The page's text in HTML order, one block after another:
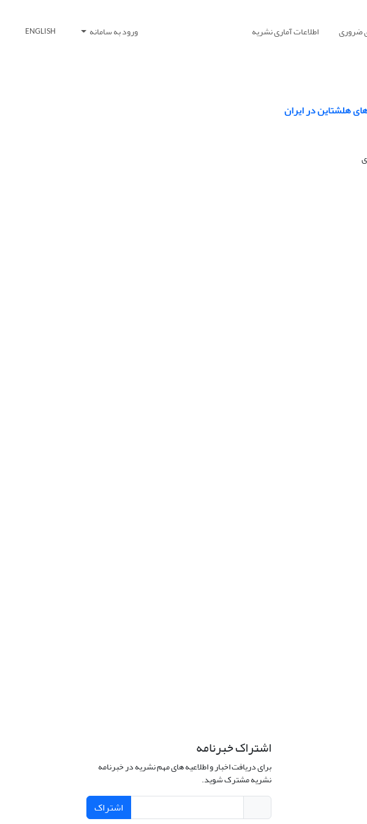
ضروری اطلاعات آماری نشریه ورود به سامانه ENGLISH
هلشتاین در ایران
اشتراک خبرنامه
برای دریافت اخبار و اطلاعیه های مهم نشریه در خبرنامه
نشریه مشترک شوید.
اشتراک